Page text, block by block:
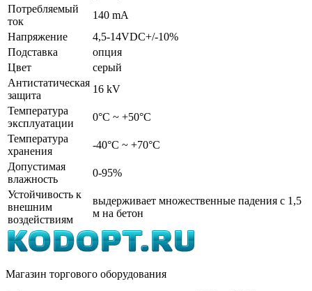
Потребляемый
ток
140 mA
Напряжение
4,5-14VDC+/-10%
Подставка
опция
Цвет
серый
Антистатическая
защита
16 kV
Температура
эксплуатации
0°C ~ +50°C
Температура
хранения
-40°C ~ +70°C
Допустимая
влажность
0-95%
Устойчивость к
внешним
воздействиям
выдерживает множественные падения с 1,5
м на бетон
Магазин торгового оборудования